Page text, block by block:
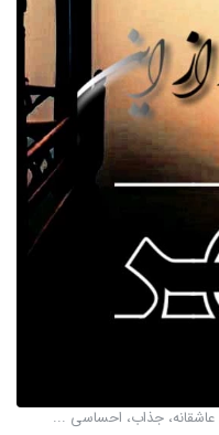
عاشقانه، جذاب، احساسی ...